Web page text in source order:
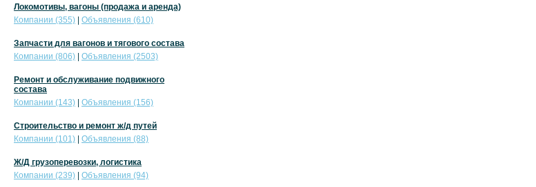
Локомотивы, вагоны (продажа и аренда)
Компании (355)
Объявления (610)
Запчасти для вагонов и тягового состава
Компании (806)
Объявления (2503)
Ремонт и обслуживание подвижного
состава
Компании (143)
Объявления (156)
Строительство и ремонт ж/д путей
Компании (101)
Объявления (88)
Ж/Д грузоперевозки, логистика
Компании (239)
Объявления (94)